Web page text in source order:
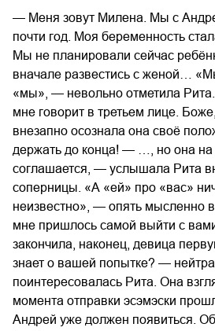
— Меня зовут Милена. Мы с
почти год. Моя беременность
Мы не планировали сейчас
вначале развестись с женой…
«мы», — невольно отметила
мне говорит в третьем лице.
внезапно осознала она своё
держать до конца! — …, но она на
соглашается, — услышала Рита
соперницы. «А «ей» про «вас»
неизвестно», — опять мысленно
мне пришлось самой выйти с
закончила, наконец, девица
знает о вашей попытке? —
поинтересовалась Рита. Она
момента отправки эсэмэски
Андрей уже должен появиться.